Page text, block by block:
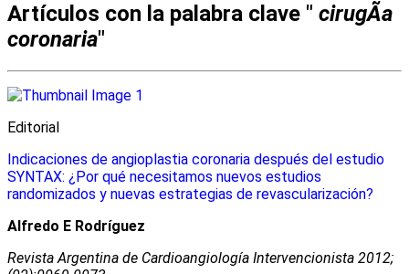
Artículos con la palabra clave " cirugÃ­a
coronaria"
Editorial
Indicaciones de angioplastia coronaria después del estudio
SYNTAX: ¿Por qué necesitamos nuevos estudios
randomizados y nuevas estrategias de revascularización?
Alfredo E Rodríguez
Revista Argentina de Cardioangiologí­a Intervencionista 2012;